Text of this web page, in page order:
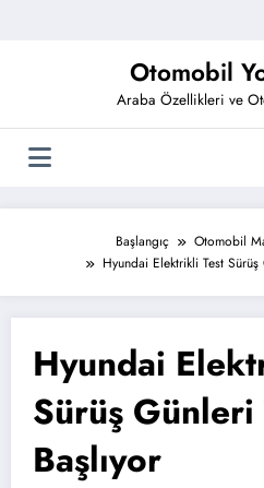
Otomobil
Araba Özellikleri ve
Başlangıç Otomobil
Hyundai Elektrikli Test Sürüş
Hyundai
Sürüş Günleri
Başlıyor